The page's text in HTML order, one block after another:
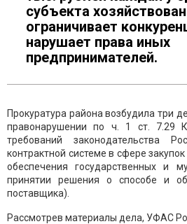
субъекта
ограничивает
нарушает права иных
предпринимателей.
Прокуратура района возбудила три
правонарушении по ч. 1 ст. 7.29
требований законодательства
контрактной системе в сфере
обеспечения государственных и
принятии решения о способе и
поставщика).
Рассмотрев материалы дела, УФАС